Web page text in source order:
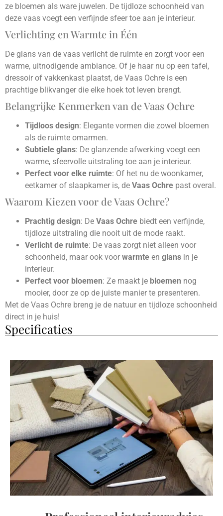
ze bloemen als ware juwelen. De tijdloze schoonheid van
deze vaas voegt een verfijnde sfeer toe aan je interieur.
Verlichting en Warmte in Één
De glans van de vaas verlicht de ruimte en zorgt voor een
warme, uitnodigende ambiance. Of je haar nu op een tafel,
dressoir of vakkenkast plaatst, de Vaas Ochre is een
prachtige blikvanger die elke hoek tot leven brengt.
Belangrijke Kenmerken van de Vaas Ochre
Tijdloos design: Elegante vormen die zowel bloemen
als de ruimte omarmen.
Subtiele glans: De glanzende afwerking voegt een
warme, sfeervolle uitstraling toe aan je interieur.
Perfect voor elke ruimte: Of het nu de woonkamer,
eetkamer of slaapkamer is, de Vaas Ochre past overal.
Waarom Kiezen voor de Vaas Ochre?
Prachtig design: De Vaas Ochre biedt een verfijnde,
tijdloze uitstraling die nooit uit de mode raakt.
Verlicht de ruimte: De vaas zorgt niet alleen voor
schoonheid, maar ook voor warmte en glans in je
interieur.
Perfect voor bloemen: Ze maakt je bloemen nog
mooier, door ze op de juiste manier te presenteren.
Met de Vaas Ochre breng je de natuur en tijdloze schoonheid
direct in je huis!
Specificaties